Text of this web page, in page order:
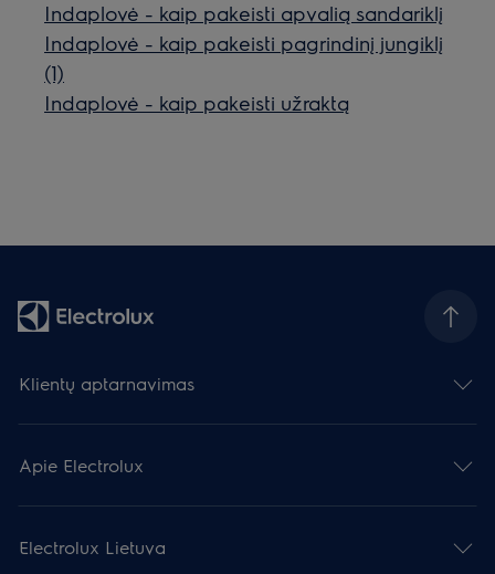
Indaplovė - kaip pakeisti apvalią sandariklį
Indaplovė - kaip pakeisti pagrindinį jungiklį
(1)
Indaplovė - kaip pakeisti užraktą
Klientų aptarnavimas
Apie Electrolux
Electrolux Lietuva